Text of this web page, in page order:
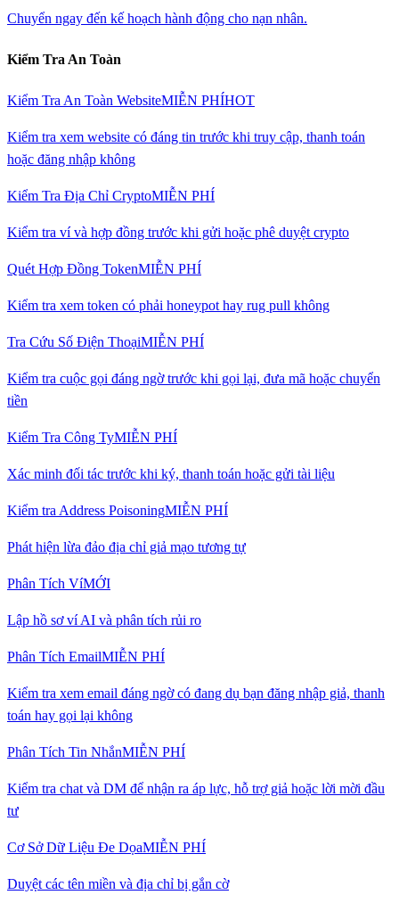
Chuyển ngay đến kế hoạch hành động cho nạn nhân.
Kiểm Tra An Toàn
Kiểm Tra An Toàn WebsiteMIỄN PHÍHOT
Kiểm tra xem website có đáng tin trước khi truy cập, thanh toán
hoặc đăng nhập không
Kiểm Tra Địa Chỉ CryptoMIỄN PHÍ
Kiểm tra ví và hợp đồng trước khi gửi hoặc phê duyệt crypto
Quét Hợp Đồng TokenMIỄN PHÍ
Kiểm tra xem token có phải honeypot hay rug pull không
Tra Cứu Số Điện ThoạiMIỄN PHÍ
Kiểm tra cuộc gọi đáng ngờ trước khi gọi lại, đưa mã hoặc chuyển
tiền
Kiểm Tra Công TyMIỄN PHÍ
Xác minh đối tác trước khi ký, thanh toán hoặc gửi tài liệu
Kiểm tra Address PoisoningMIỄN PHÍ
Phát hiện lừa đảo địa chỉ giả mạo tương tự
Phân Tích VíMỚI
Lập hồ sơ ví AI và phân tích rủi ro
Phân Tích EmailMIỄN PHÍ
Kiểm tra xem email đáng ngờ có đang dụ bạn đăng nhập giả, thanh
toán hay gọi lại không
Phân Tích Tin NhắnMIỄN PHÍ
Kiểm tra chat và DM để nhận ra áp lực, hỗ trợ giả hoặc lời mời đầu
tư
Cơ Sở Dữ Liệu Đe DọaMIỄN PHÍ
Duyệt các tên miền và địa chỉ bị gắn cờ